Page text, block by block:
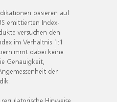
basieren auf
emittierten Index-
versuchen den
im Verhältnis 1:1
dabei keine
Genauigkeit,
der